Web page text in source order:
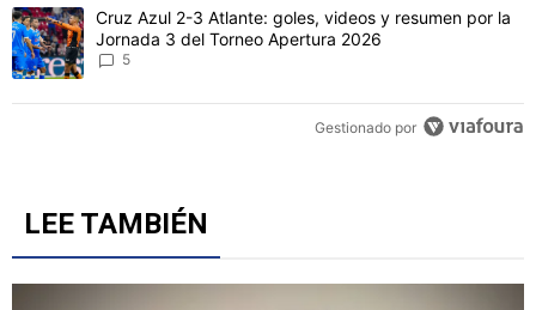
Un artículo de tendencia con el título "Cruz Azul 2-3 Atlante:
Cruz Azul 2-3 Atlante: goles, videos y resumen por la
Jornada 3 del Torneo Apertura 2026
5
Gestionado por
LEE TAMBIÉN